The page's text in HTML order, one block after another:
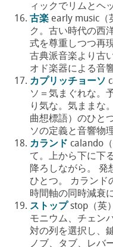
ィックでリムとヘ
古楽 early music（
ク。古い時代の西
式を尊重しつつ再
古典派音楽より古
オド楽器による音
カプリッチョーソ
ソ＝気まぐれな。
り気な。気ままな
曲想標語）のひと
ソの定義と音響物
カランド calando
て。上から下に下
降ろしながら。 発
ひとつ。 カランド
時間軸の同時減衰
ストップ stop（英
モニウム、チェン
対の列を選択し、
ノブ、タブ、レバ